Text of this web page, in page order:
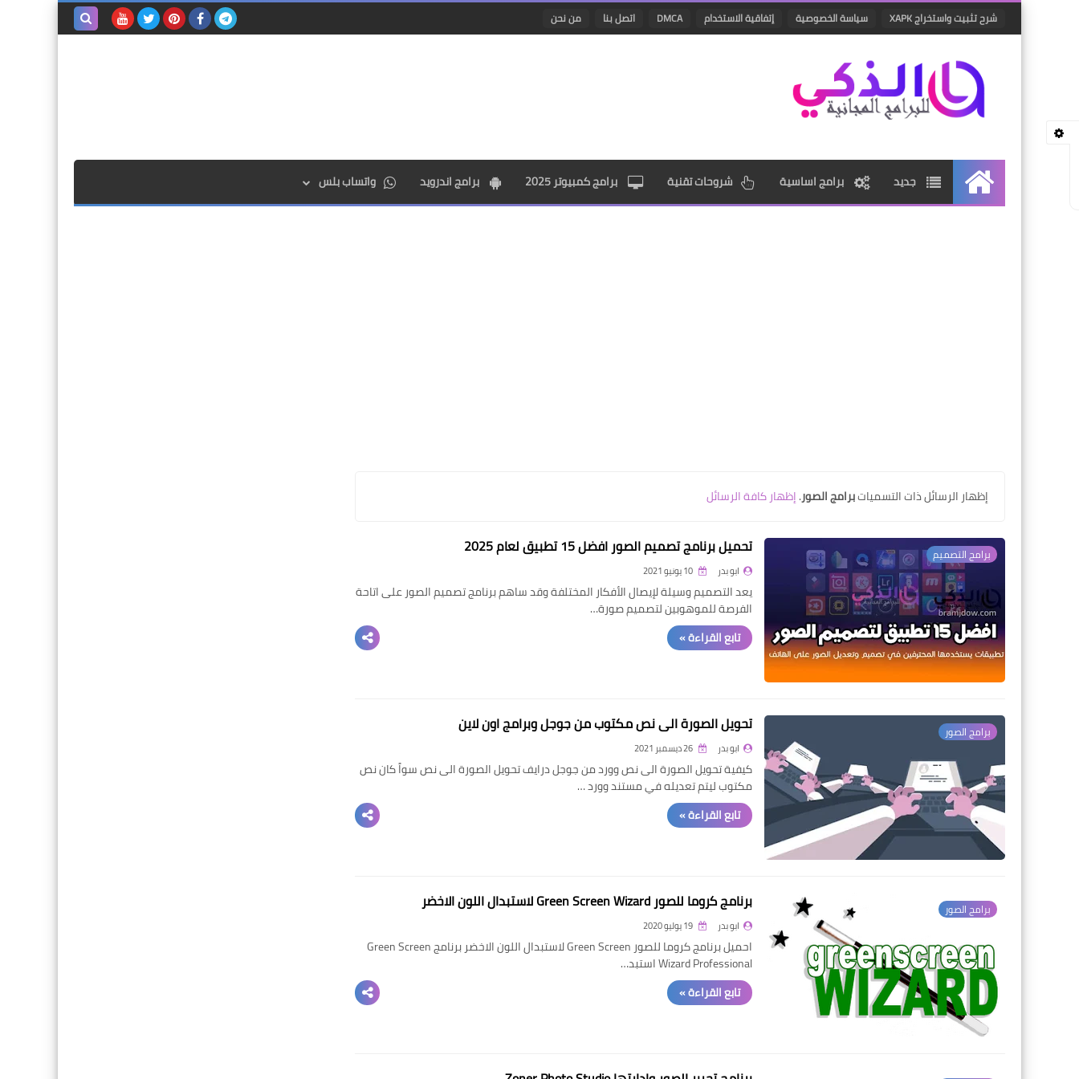
شرح تثبيت واستخراج XAPK سياسة الخصوصية إتفاقية الاستخدام DMCA اتصل بنا من نحن
الرئيسيةجديد برامج اساسية شروحات تقنية برامج كمبيوتر 2025 برامج اندرويد واتساب بلس
‏إظهار الرسائل ذات التسمياتبرامج الصور.إظهار كافة الرسائل
برامج التصميم تحميل برنامج تصميم الصور افضل 15 تطبيق لعام 2025
ابو بدر
يعد التصميم وسيلة لإيصال الأفكار المختلفة وقد ساهم برنامج تصميم الصور على اتاحة
الفرصة للموهوبين لتصميم صورة…
تابع القراءة »
برامج الصور تحويل الصورة الى نص مكتوب من جوجل وبرامج اون لاين
ابو بدر
كيفية تحويل الصورة الى نص وورد من جوجل درايف تحويل الصورة الى نص سواً كان نص
مكتوب ليتم تعديله في مستند وورد …
تابع القراءة »
برامج الصور برنامج كروما للصور Green Screen Wizard لاستبدال اللون الاخضر
ابو بدر
احميل برنامج كروما للصور Green Screen لاستبدال اللون الاخضر برنامج Green Screen
Wizard Professional استبد…
تابع القراءة »